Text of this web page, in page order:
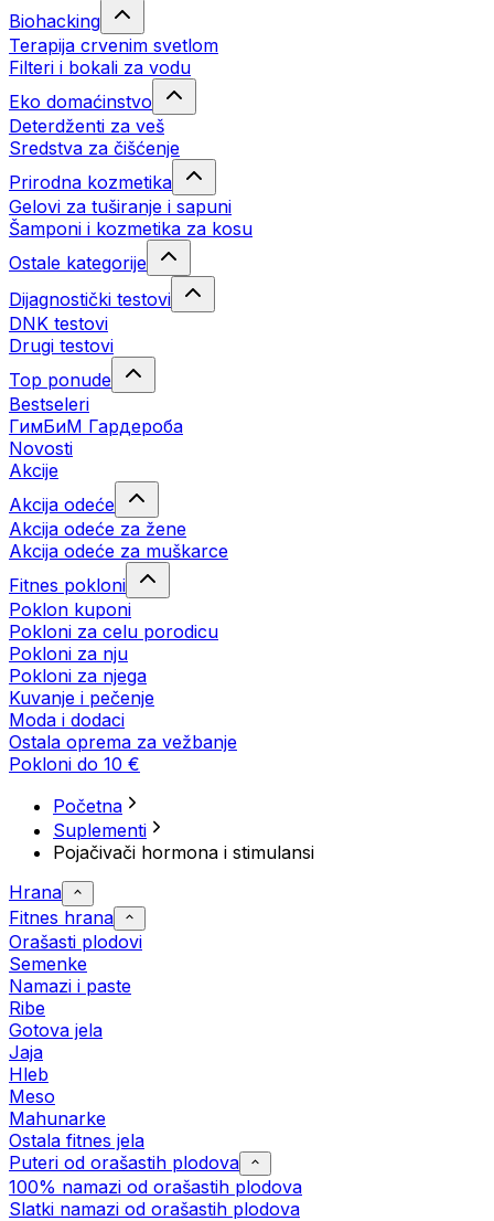
Biohacking
Terapija crvenim svetlom
Filteri i bokali za vodu
Eko domaćinstvo
Deterdženti za veš
Sredstva za čišćenje
Prirodna kozmetika
Gelovi za tuširanje i sapuni
Šamponi i kozmetika za kosu
Ostale kategorije
Dijagnostički testovi
DNK testovi
Drugi testovi
Top ponude
Bestseleri
ГимБиМ Гардeробa
Novosti
Akcije
Akcija odeće
Akcija odeće za žene
Akcija odeće za muškarce
Fitnes pokloni
Poklon kuponi
Pokloni za celu porodicu
Pokloni za nju
Pokloni za njega
Kuvanje i pečenje
Moda i dodaci
Ostala oprema za vežbanje
Pokloni do 10 €
Početna
Suplementi
Pojačivači hormona i stimulansi
Hrana
Fitnes hrana
Orašasti plodovi
Semenke
Namazi i paste
Ribe
Gotova jela
Јаја
Hleb
Meso
Mahunarke
Ostala fitnes jela
Puteri od orašastih plodova
100% namazi od orašastih plodova
Slatki namazi od orašastih plodova